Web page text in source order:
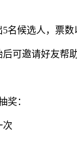
名候选人，票
可邀请好友帮
奖：
次